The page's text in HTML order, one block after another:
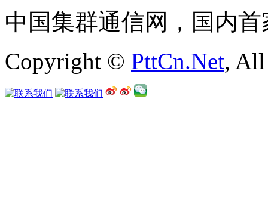
中国集群通信网，国内
Copyright © PttCn.Net,